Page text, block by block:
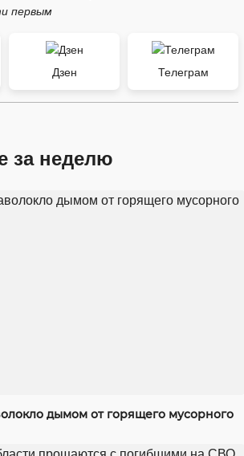
первым
Дзен Телеграм
за неделю
дымом от горящего мусорного